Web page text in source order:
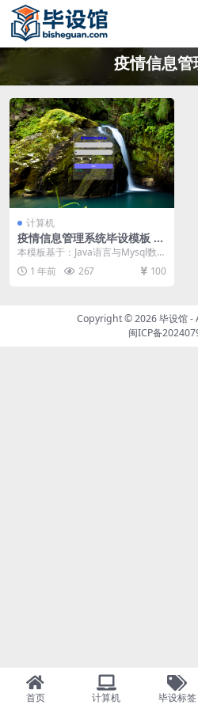
疫情信息管
计算机
疫情信息管理系统毕设模板 毕
业设计模板及毕业论文与开题
本模板基于：Java语言与Mysql数据
库开发 系统实现 管理员功能模块实
现 管...
1 年前 267 100
Copyright © 2026毕设馆-
闽ICP备
首页 计算机 毕设标签